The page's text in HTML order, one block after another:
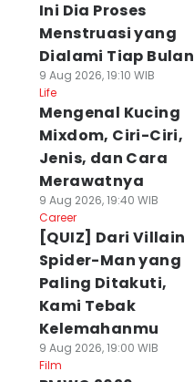
Ini Dia Proses
Menstruasi yang
Dialami Tiap Bulan
9 Aug 2026, 19:10 WIB
Life
Mengenal Kucing
Mixdom, Ciri-Ciri,
Jenis, dan Cara
Merawatnya
9 Aug 2026, 19:40 WIB
Career
[QUIZ] Dari Villain
Spider-Man yang
Paling Ditakuti,
Kami Tebak
Kelemahanmu
9 Aug 2026, 19:00 WIB
Film